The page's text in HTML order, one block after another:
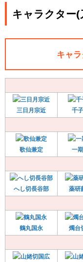
キャラクター(
キャ
三日月宗近 千
歌仙兼定 一
へし切長谷部 薬研
鶴丸国永 燭台